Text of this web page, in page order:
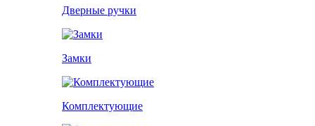
Дверные ручки
Замки
Комплектующие